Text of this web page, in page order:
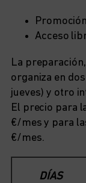
Acceso
La
organiza en
jueves) y otro
El precio para
€/mes y para
€/mes.
DÍAS